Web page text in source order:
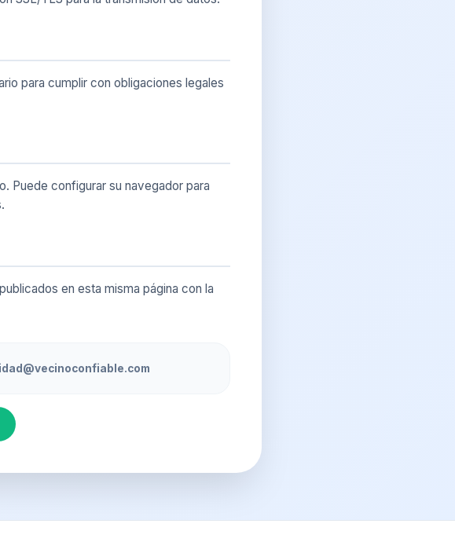
para cumplir con obligaciones legales
Puede configurar su navegador para
en esta misma página con la